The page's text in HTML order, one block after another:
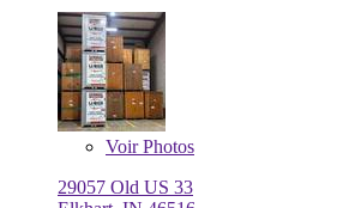
VoirPhotos
29057 Old US 33